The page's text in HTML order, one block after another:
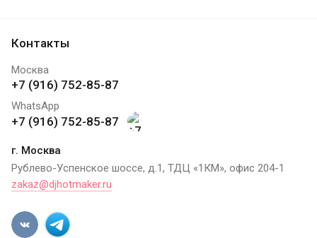
Контакты
Москва
+7 (916) 752-85-87
WhatsApp
+7 (916) 752-85-87
г. Москва
Рублево-Успенское шоссе, д.1, ТДЦ «1КМ», офис 204-1
zakaz@djhotmaker.ru